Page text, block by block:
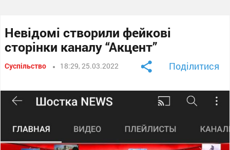
Невідомі створили фейкові
сторінки каналу “Акцент”
Суспільство 18:29, 25.03.2022 Поділитися